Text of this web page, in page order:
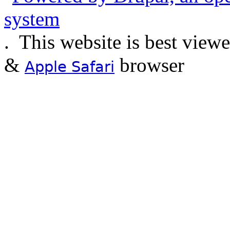
. This website is best
& Apple Safari browser